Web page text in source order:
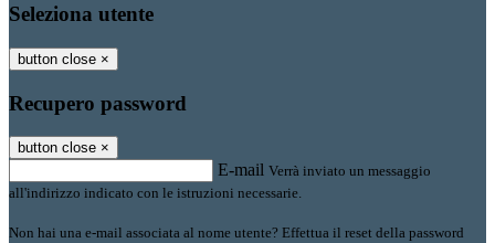
Seleziona utente
button close ×
Recupero password
button close ×
E-mail Verrà inviato un messaggio
all'indirizzo indicato con le istruzioni necessarie.
Non hai una e-mail associata al nome utente? Effettua il reset della password